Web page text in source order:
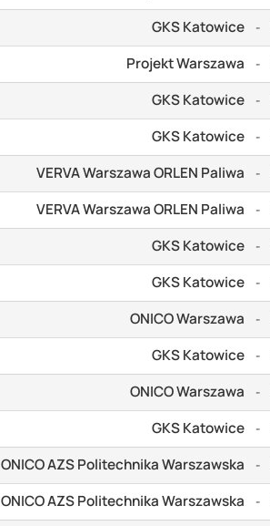
GKS Katowice -
Projekt Warszawa -
GKS Katowice -
GKS Katowice -
VERVA Warszawa ORLEN Paliwa -
VERVA Warszawa ORLEN Paliwa -
GKS Katowice -
GKS Katowice -
ONICO Warszawa -
GKS Katowice -
ONICO Warszawa -
GKS Katowice -
ONICO AZS Politechnika Warszawska -
ONICO AZS Politechnika Warszawska -